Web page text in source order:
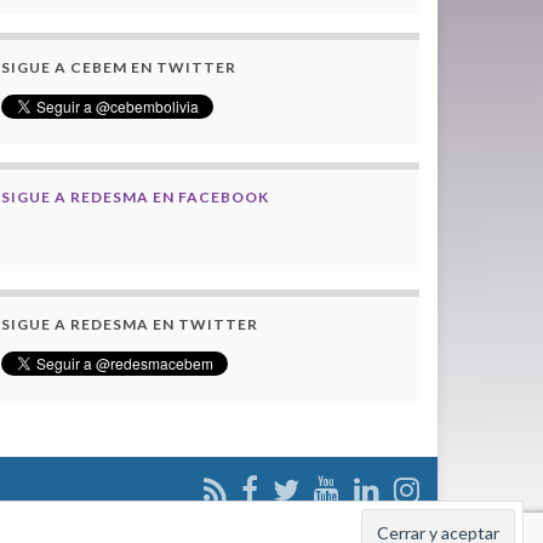
SIGUE A CEBEM EN TWITTER
SIGUE A REDESMA EN FACEBOOK
SIGUE A REDESMA EN TWITTER